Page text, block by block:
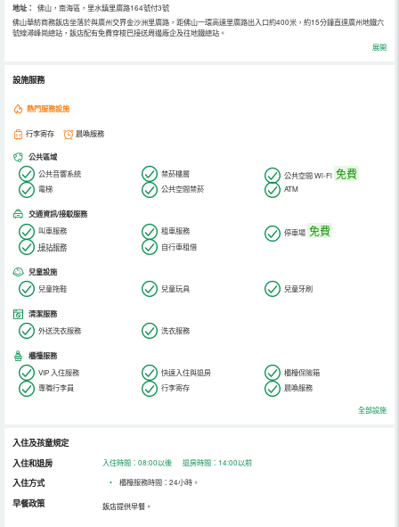
地址：
佛山，南海區，里水鎮里廣路164號付3號
佛山華紡商務飯店坐落於與廣州交界金沙洲里廣路，距佛山一環高速里廣路出入口約400米，約15分鐘直達廣州地鐵六
號線潯峰崗總站，飯店配有免費穿梭巴接送周邊廠企及往地鐵總站。
飯店服務商旅及探親訪友人士，提供衛生舒適安全交通便捷的住宿服務；房間寬敞明亮簡潔，面積32-44平方，免費高
速WiFi、24小時空調衛熱、高清電視；夢裡水鄉套房74平方，選用里水非物質文化遺產“藤編”傢俱，配以大號浴缸，讓
飯店設有多功能會議室、會議室擺台可靈活多變，課桌式可容納80人。同時，住客享受免費穿梭巴接送周邊廠企及往潯
峰崗廣州地鐵總站（詳情請諮詢商家）。停車位充足，並有中巴/大巴停車位。
展開
設施服務
熱門服務設施
行李寄存 晨喚服務
公共區域
公共音響系統 禁菸樓層 公共空間 Wi-Fi 免費
電梯 公共空間禁菸 ATM
交通資訊/接駁服務
叫車服務 租車服務 停車場 免費
接站服務 自行車租借
兒童設施
兒童拖鞋 兒童玩具 兒童牙刷
清潔服務
外送洗衣服務 洗衣服務
櫃檯服務
VIP 入住服務 快速入住與退房
櫃檯保險箱
專職行李員
行李寄存 晨喚服務
全部設施
入住及孩童規定
入住和退房
入住時間：08:00以後 退房時間：14:00以前
入住方式 • 櫃檯服務時間：24小時。
早餐政策 飯店提供早餐。